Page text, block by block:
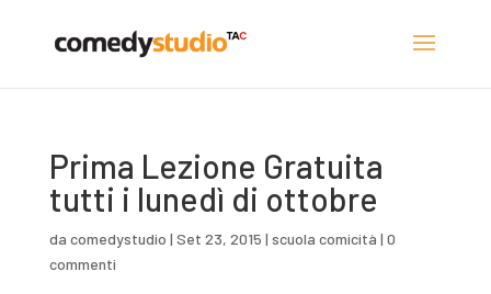
Prima Lezione Gratuita
tutti i lunedì di ottobre
da comedystudio | Set 23, 2015 | scuola comicità | 0
commenti